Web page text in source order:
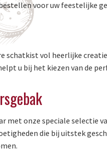
voor uw feestelijke
schatkist vol heerlijke
u bij het kiezen van de
met onze speciale selectie
die bij uitstek